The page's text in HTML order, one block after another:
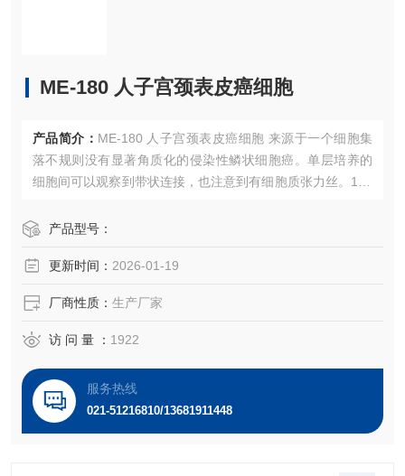
ME-180 人子宫颈表皮癌细胞
产品简介： ME-180 人子宫颈表皮癌细胞 来源于一个细胞集
落不规则没有显著角质化的侵染性鳞状细胞癌。单层培养的
细胞间可以观察到带状连接，也注意到有细胞质张力丝。197
0的生长。这株细胞含有人乳头瘤病毒(HPV)DNA，与HPV-39
产品型号：
更新时间： 2026-01-19
厂商性质： 生产厂家
访 问 量 ： 1922
服务热线
021-51216810/13681911448